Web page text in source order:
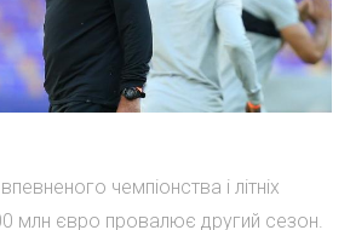
чемпіонства і літніх
млн євро провалює другий сезон.